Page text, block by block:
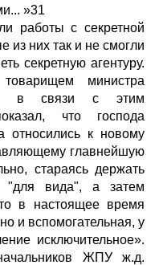
»31
с секретной
из них так и не смогли
секретную агентуру.
министра
в связи с этим
что господа
относились к новому
главнейшую
стараясь держать
"для вида", а затем
в настоящее время
и вспомогательная, у
исключительное».
ЖПУ ж.д.